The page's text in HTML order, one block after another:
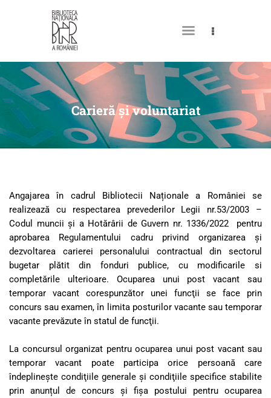
Carieră și voluntariat
DESPRE NOI
PERMISUL MEU DE
BIBLIOTECĂ
CATALOAGE ȘI COLECȚII
EVENIMENTE
CULTURALE
SPAȚII
NOUTĂȚI
Angajarea în cadrul Bibliotecii Naționale a României se
realizează cu respectarea prevederilor Legii nr.53/2003 –
Codul muncii și a Hotărârii de Guvern nr. 1336/2022 pentru
aprobarea Regulamentului cadru privind organizarea şi
dezvoltarea carierei personalului contractual din sectorul
bugetar plătit din fonduri publice, cu modificarile si
completările ulterioare. Ocuparea unui post vacant sau
temporar vacant corespunzător unei funcţii se face prin
concurs sau examen, în limita posturilor vacante sau temporar
vacante prevăzute în statul de funcţii.
La concursul organizat pentru ocuparea unui post vacant sau
temporar vacant poate participa orice persoană care
îndeplineşte condiţiile generale şi condiţiile specifice stabilite
prin anunțul de concurs și fişa postului pentru ocuparea